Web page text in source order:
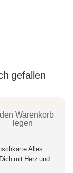
gefallen
Warenkorb
legen
Alles
mit Herz und